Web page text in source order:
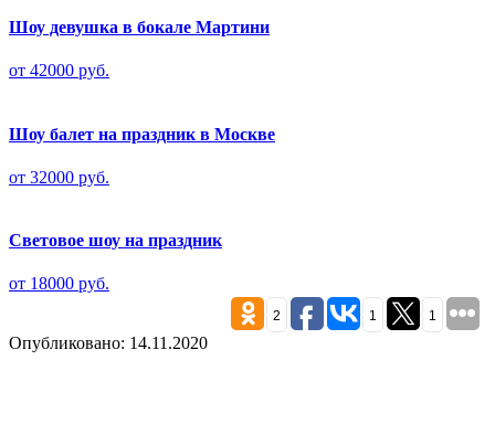
Шоу девушка в бокале Мартини
от 42000 руб.
Шоу балет на праздник в Москве
от 32000 руб.
Световое шоу на праздник
от 18000 руб.
2 1 1
Опубликовано: 14.11.2020